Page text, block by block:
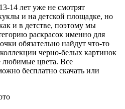
14 лет уже не смотрят
и на детской площадке, но
и в детстве, поэтому мы
раскрасок именно для
обязательно найдут что-то
черно-белых картинок
любимые цвета. Все
бесплатно скачать или